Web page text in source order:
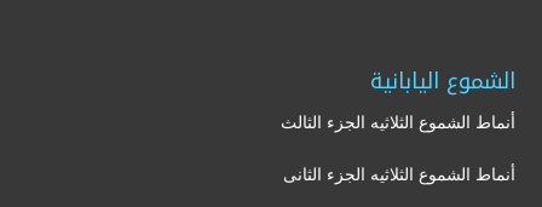
الشموع اليابانية
أنماط الشموع الثلاثيه الجزء الثالث
أنماط الشموع الثلاثيه الجزء الثانى